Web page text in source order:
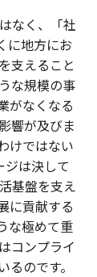
なく、「社
に地方にお
支えること
な規模の事
がなくなる
響が及びま
けではない
ジは決して
基盤を支え
に貢献する
な極めて重
コンプライ
のです。